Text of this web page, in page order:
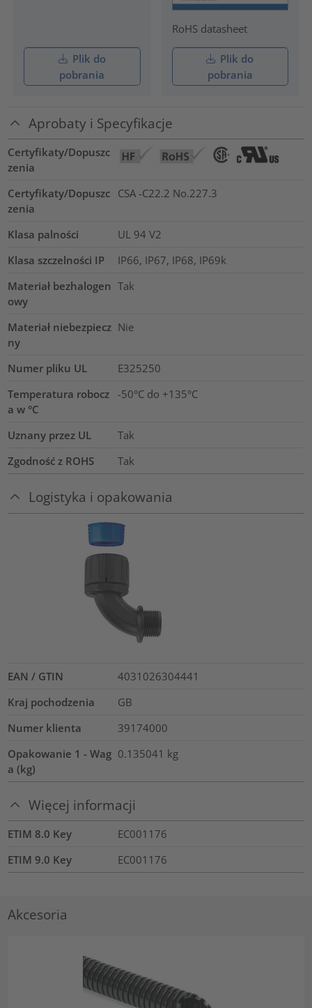
Plik do
pobrania
RoHS datasheet
Plik do
pobrania
Aprobaty i Specyfikacje
Certyfikaty/Dopuszc
zenia
Certyfikaty/Dopuszc
zenia
CSA -C22.2 No.227.3
Klasa palności
UL 94 V2
Klasa szczelności IP
IP66, IP67, IP68, IP69k
Materiał bezhalogen
owy
Tak
Materiał niebezpiecz
ny
Nie
Numer pliku UL
E325250
Temperatura robocz
a w °C
-50°C do +135°C
Uznany przez UL
Tak
Zgodność z ROHS
Tak
Logistyka i opakowania
EAN / GTIN
4031026304441
Kraj pochodzenia
GB
Numer klienta
39174000
Opakowanie 1 - Wag
a (kg)
0.135041 kg
Więcej informacji
ETIM 8.0 Key
EC001176
ETIM 9.0 Key
EC001176
Akcesoria